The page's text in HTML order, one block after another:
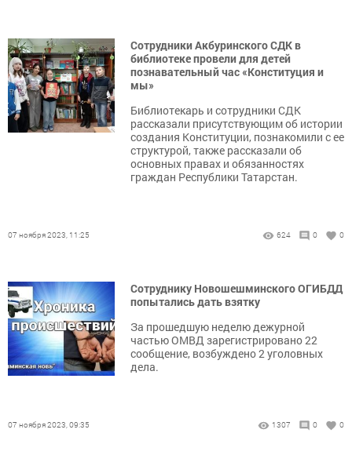
Сотрудники Акбуринского СДК в
библиотеке провели для детей
познавательный час «Конституция и
мы»
Библиотекарь и сотрудники СДК
рассказали присутствующим об истории
создания Конституции, познакомили с ее
структурой, также рассказали об
основных правах и обязанностях
граждан Республики Татарстан.
07 ноября 2023, 11:25 624 0 0
Сотруднику Новошешминского ОГИБДД
попытались дать взятку
За прошедшую неделю дежурной
частью ОМВД зарегистрировано 22
сообщение, возбуждено 2 уголовных
дела.
07 ноября 2023, 09:35 1307 0 0